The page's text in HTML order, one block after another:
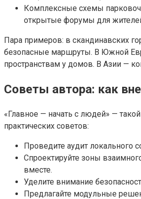
Комплексные схемы
открытые форумы для
Пара примеров: в скандинавских
безопасные маршруты. В Южной
пространствам у домов. В Азии —
Советы автора: как
«Главное — начать с людей» —
практических советов:
Проведите аудит локального
Спроектируйте зоны
вместе.
Уделите внимание
Предлагайте модульные